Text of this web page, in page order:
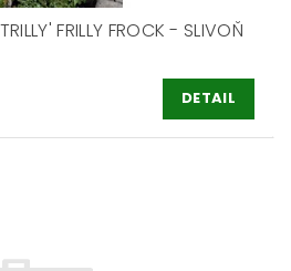
FRILLY FROCK - SLIVOŇ
DETAIL